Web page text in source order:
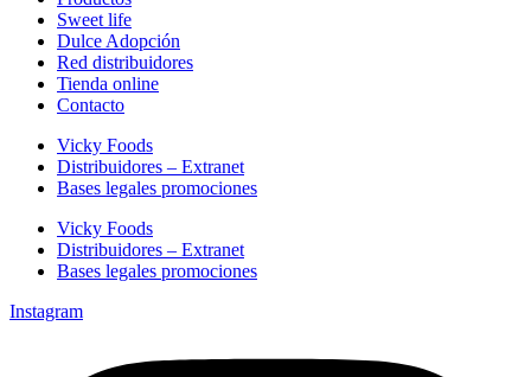
Sweet life
Dulce Adopción
Red distribuidores
Tienda online
Contacto
Vicky Foods
Distribuidores – Extranet
Bases legales promociones
Vicky Foods
Distribuidores – Extranet
Bases legales promociones
Instagram